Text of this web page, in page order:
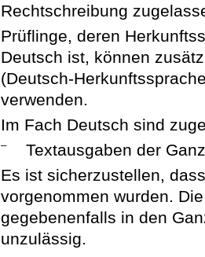
Rechtschreibung
Prüflinge, deren
Deutsch ist, können
(Deutsch-
verwenden.
Im Fach Deutsch sind
–
Textausgaben der
Es ist sicherzustellen,
vorgenommen wurden.
gegebenenfalls in den
unzulässig.